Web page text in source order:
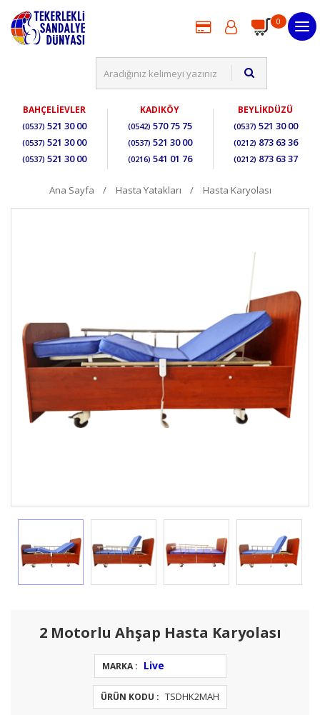
0
BAHÇELİEVLER
(0537) 521 30 00
(0537) 521 30 00
(0537) 521 30 00
KADIKÖY
(0542) 570 75 75
(0537) 521 30 00
(0216) 541 01 76
BEYLİKDÜZÜ
(0537) 521 30 00
(0212) 873 63 36
(0212) 873 63 37
Ana Sayfa Hasta Yatakları Hasta Karyolası
2 Motorlu Ahşap Hasta Karyolası
MARKA : Live
ÜRÜN KODU : TSDHK2MAH